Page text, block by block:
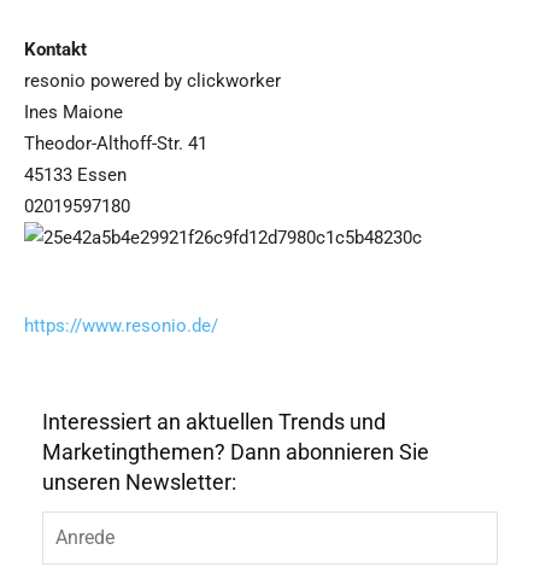
Kontakt
resonio powered by clickworker
Ines Maione
Theodor-Althoff-Str. 41
45133 Essen
02019597180
https://www.resonio.de/
Interessiert an aktuellen Trends und
Marketingthemen? Dann abonnieren Sie
unseren Newsletter: